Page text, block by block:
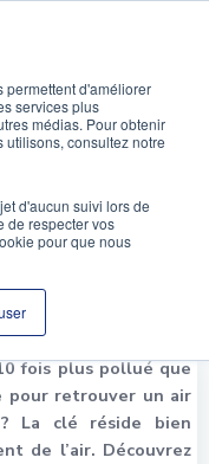
permettent d'améliorer
services plus
médias. Pour obtenir
consultez notre
d'aucun suivi lors de
de respecter vos
pour que nous
pauvre du
fois plus pollué que
pour retrouver un air
La clé réside bien
de l’air. Découvrez